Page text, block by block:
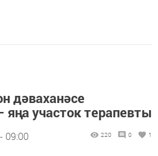
дәваханәсе
участок терапевты
09:00 220 0 1